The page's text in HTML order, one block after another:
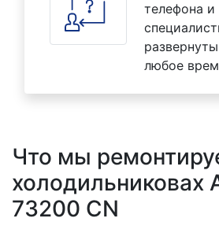
телефона
любое
Что мы
холодильниковах
73200 CN